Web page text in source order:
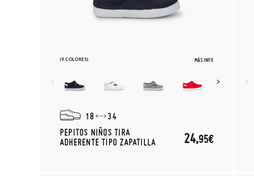
(9 COLORES) MÁS INFO
18
34
PEPITOS NIÑOS TIRA
ADHERENTE TIPO ZAPATILLA
24,95€